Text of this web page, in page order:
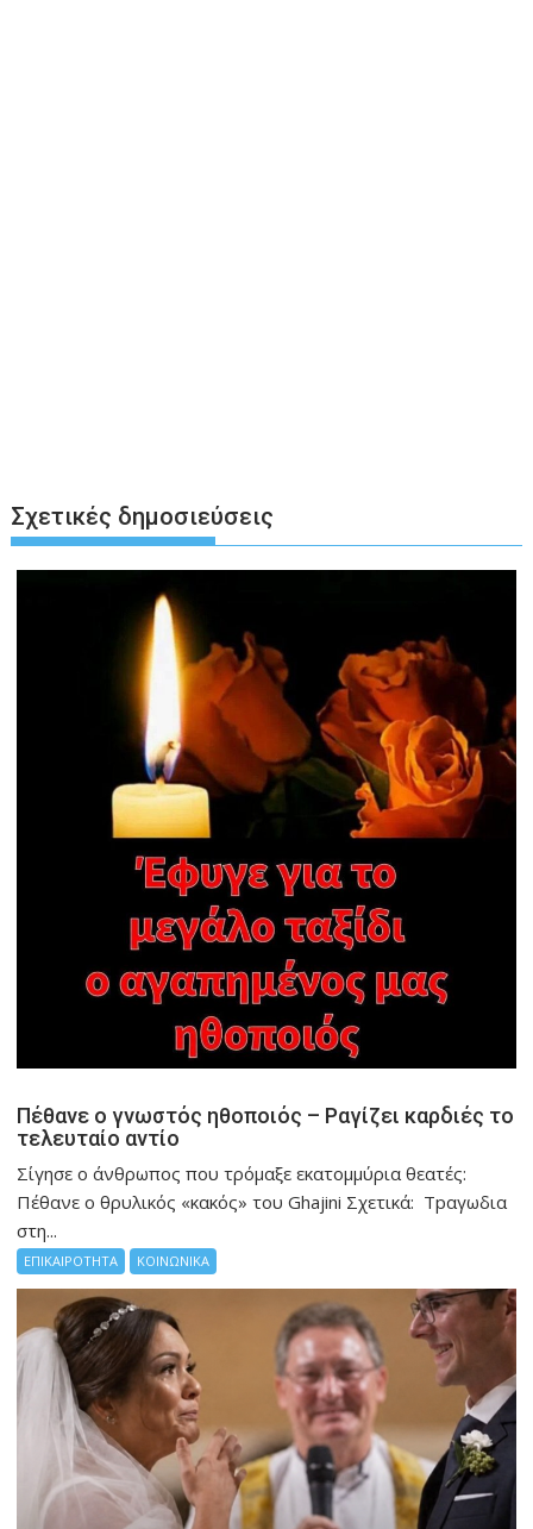
Σχετικές δημοσιεύσεις
Πέθανε ο γνωστός ηθοποιός – Ραγίζει καρδιές το
τελευταίο αντίο
Σίγησε ο άνθρωπος που τρόμαξε εκατομμύρια θεατές:
Πέθανε ο θρυλικός «κακός» του Ghajini Σχετικά: Τpαγωδια
στη...
ΕΠΙΚΑΙΡΟΤΗΤΑ ΚΟΙΝΩΝΙΚΑ